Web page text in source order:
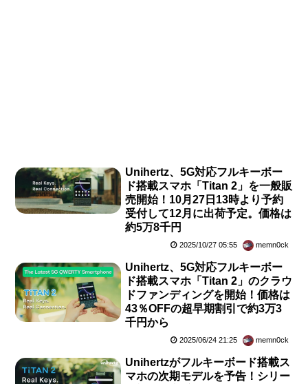
Unihertz、5G対応フルキーボー
ド搭載スマホ「Titan 2」を一般販
売開始！10月27日13時より予約
受付して12月に出荷予定。価格は
約5万8千円
2025/10/27 05:55 memn0ck
Unihertz、5G対応フルキーボー
ド搭載スマホ「Titan 2」のクラウ
ドファンディングを開始！価格は
43％OFFの超早期割引で約3万3
千円から
2025/06/24 21:25 memn0ck
Unihertzがフルキーボード搭載ス
マホの次期モデルを予告！シリー